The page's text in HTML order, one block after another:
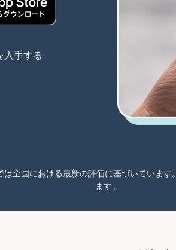
入手する
全国における最新の評価に基づいていま
ます。